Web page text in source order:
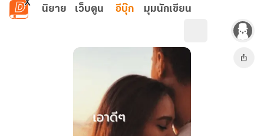
ข้ามไปยังเนื้อหาหลัก
นิยาย เว็บตูน อีบุ๊ก มุมนักเขียน